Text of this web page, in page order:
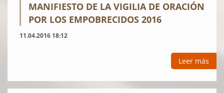
MANIFIESTO DE LA VIGILIA DE ORACIÓN
POR LOS EMPOBRECIDOS 2016
11.04.2016 18:12
Leer más